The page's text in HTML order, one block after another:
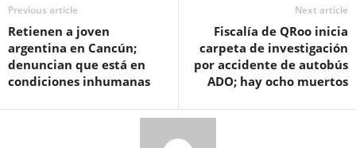
Previous article
Retienen a joven
argentina en Cancún;
denuncian que está en
condiciones inhumanas
Next article
Fiscalía de QRoo inicia
carpeta de investigación
por accidente de autobús
ADO; hay ocho muertos